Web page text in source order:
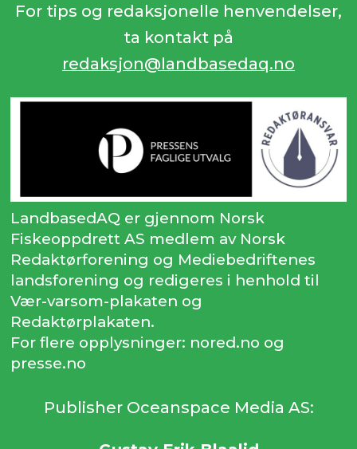
For tips og redaksjonelle henvendelser,
ta kontakt på
redaksjon@landbasedaq.no
LandbasedAQ er gjennom Norsk
Fiskeoppdrett AS medlem av Norsk
Redaktørforening og Mediebedriftenes
landsforening og redigeres i henhold til
Vær-varsom-plakaten og
Redaktørplakaten.
For flere opplysninger: nored.no og
presse.no
Publisher Oceanspace Media AS: